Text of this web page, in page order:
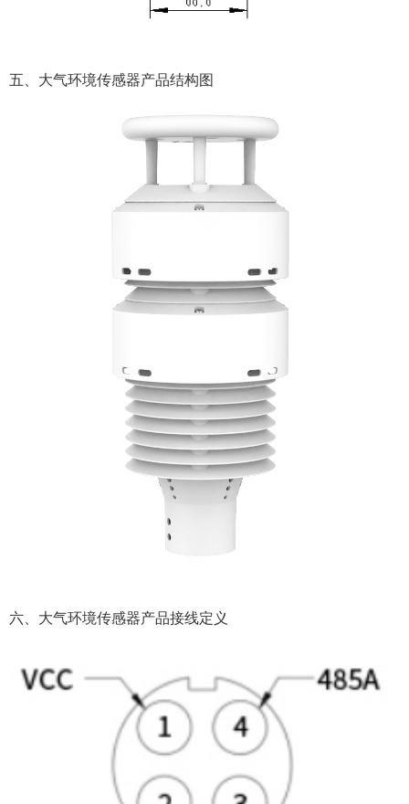
五、大气环境传感器产品结构图
六、大气环境传感器产品接线定义